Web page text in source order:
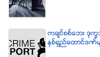
ကခ်င္စစ္ေဘး ဒုကၡသ
ႏွစ္ရွည္ေထာင္ဒဏ္